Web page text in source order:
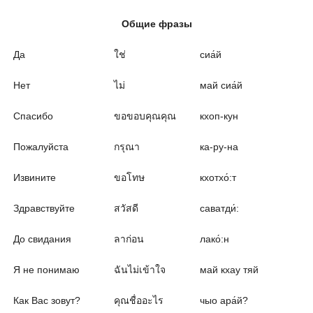
Общие фразы
Да ใช่ сиа́й
Нет ไม่ май сиа́й
Спасибо ขอขอบคุณคุณ кхоп-кун
Пожалуйста กรุณา ка-ру-на
Извините ขอโทษ кхотхо́:т
Здравствуйте สวัสดี саватди́:
До свидания ลาก่อน лако́:н
Я не понимаю ฉันไม่เข้าใจ май кхау тяй
Как Вас зовут? คุณชื่ออะไร чыо ара́й?